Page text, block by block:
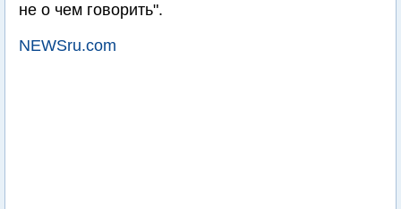
не о чем говорить".
NEWSru.com